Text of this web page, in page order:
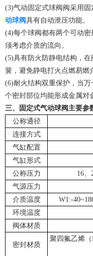
(3)气动固定式球阀阀采用
动球阀具有自动泄压功能。
(4)每个球阀都有两个可动
须考虑介质的流向。
(5)具有防火防静电结构，
簧，避免静电打火点燃易燃
(6)耐火结构双重保护，当
个密封部位均能形成金属对
三、固定式气动球阀主要参
公称通径
连接方式
气缸配置
气缸形式
公称压力
16、
气源压力
介质温度
W1:-
环境温度
阀体材质
密封材质
聚四氟乙烯